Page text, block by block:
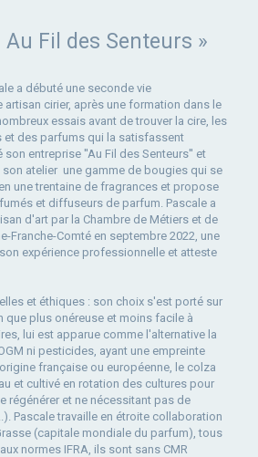
Fil des Senteurs »
a débuté une seconde vie
cirier, après une formation dans le
essais avant de trouver la cire, les
et des parfums qui la satisfassent
son entreprise ''Au Fil des Senteurs'' et
atelier une gamme de bougies qui se
une trentaine de fragrances et propose
et diffuseurs de parfum. Pascale a
d'art par la Chambre de Métiers et de
Franche-Comté en septembre 2022, une
expérience professionnelle et atteste
et éthiques : son choix s'est porté sur
que plus onéreuse et moins facile à
lui est apparue comme l'alternative la
ni pesticides, ayant une empreinte
française ou européenne, le colza
et cultivé en rotation des cultures pour
régénérer et ne nécessitant pas de
Pascale travaille en étroite collaboration
(capitale mondiale du parfum), tous
normes IFRA, ils sont sans CMR